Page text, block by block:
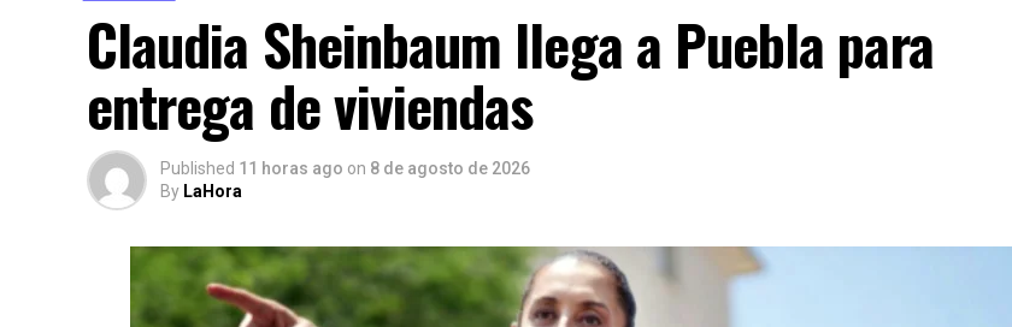
Claudia Sheinbaum llega a Puebla para
entrega de viviendas
Published 11 horas ago on 8 de agosto de 2026
By LaHora